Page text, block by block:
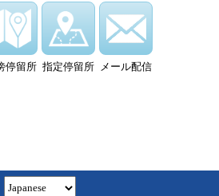
停留所 指定停留所 メール配信